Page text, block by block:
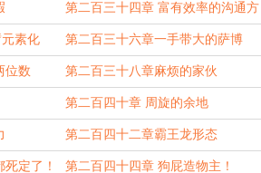
第二百三十四章 富有效率的沟通方
式
素化 第二百三十六章一手带大的萨博
位数 第二百三十八章麻烦的家伙
第二百四十章 周旋的余地
第二百四十二章霸王龙形态
定了！ 第二百四十四章 狗屁造物主！